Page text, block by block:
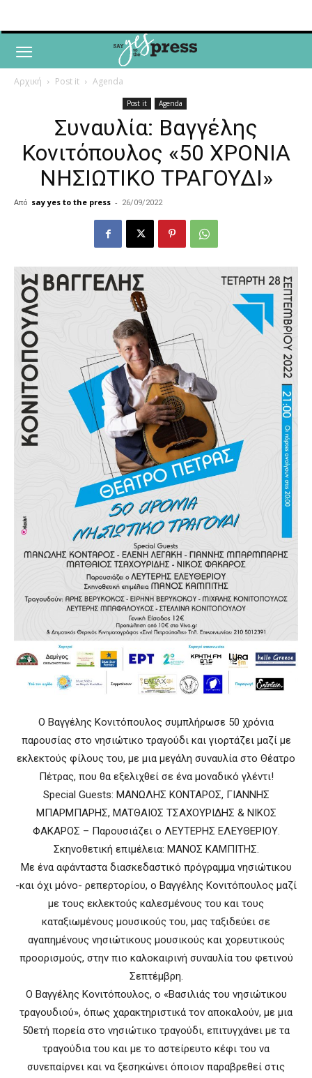
Αρχική Post it Agenda
Post it Agenda
Συναυλία: Βαγγέλης
Κονιτόπουλος «50 ΧΡΟΝΙΑ
ΝΗΣΙΩΤΙΚΟ ΤΡΑΓΟΥΔΙ»
Από say yes to the press - 26/09/2022
Ο Βαγγέλης Κονιτόπουλος συμπλήρωσε 50 χρόνια
παρουσίας στο νησιώτικο τραγούδι και γιορτάζει μαζί με
εκλεκτούς φίλους του, με μια μεγάλη συναυλία στο Θέατρο
Πέτρας, που θα εξελιχθεί σε ένα μοναδικό γλέντι!
Special Guests: ΜΑΝΩΛΗΣ KONTAPOΣ, ΓIANNHΣ
MΠAPMΠAPHΣ, MATΘAIOΣ TΣAXOYPIΔHΣ & NIKOΣ
ΦAKAPOΣ – Παρουσιάζει ο ΛΕΥΤΕΡΗΣ ΕΛΕΥΘΕΡΙΟΥ.
Σκηνοθετική επιμέλεια: ΜΑΝΟΣ ΚΑΜΠΙΤΗΣ.
Με ένα αφάνταστα διασκεδαστικό πρόγραμμα νησιώτικου
-και όχι μόνο- ρεπερτορίου, ο Βαγγέλης Κονιτόπουλος μαζί
με τους εκλεκτούς καλεσμένους του και τους
καταξιωμένους μουσικούς του, μας ταξιδεύει σε
αγαπημένους νησιώτικους μουσικούς και χορευτικούς
προορισμούς, στην πιο καλοκαιρινή συναυλία του φετινού
Σεπτέμβρη.
Ο Βαγγέλης Κονιτόπουλος, ο «Βασιλιάς του νησιώτικου
τραγουδιού», όπως χαρακτηριστικά τον αποκαλούν, με μια
50ετή πορεία στο νησιώτικο τραγούδι, επιτυγχάνει με τα
τραγούδια του και με το αστείρευτο κέφι του να
συνεπαίρνει και να ξεσηκώνει όποιον παραβρεθεί στις